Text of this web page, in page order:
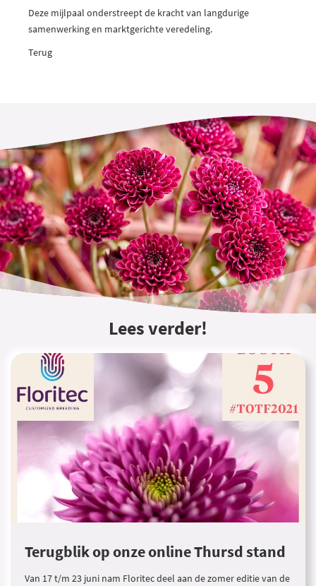
Deze mijlpaal onderstreept de kracht van langdurige
samenwerking en marktgerichte veredeling.
Terug
Lees verder!
Terugblik op onze online Thursd stand
Van 17 t/m 23 juni nam Floritec deel aan de zomer editie van de